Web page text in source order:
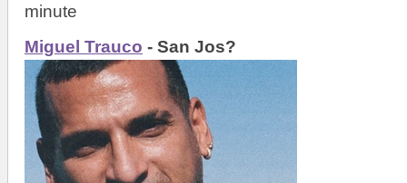
minute
Miguel Trauco - San Jos?